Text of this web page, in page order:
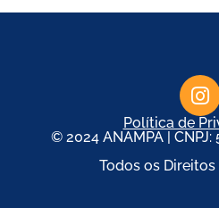
Política de
© 2024 ANAMPA |
Todos os Direitos